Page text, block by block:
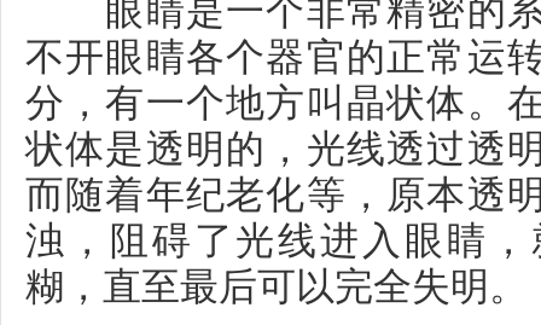
不开眼睛各个器官的正常运
分，有一个地方叫晶状体。
状体是透明的，光线透过透
而随着年纪老化等，原本透
浊，阻碍了光线进入眼睛
糊，直至最后可以完全失明。